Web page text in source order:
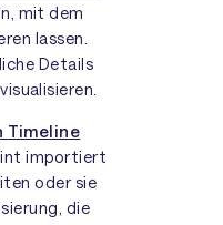
mit dem
lassen.
Details
Timeline
importiert
oder sie
die